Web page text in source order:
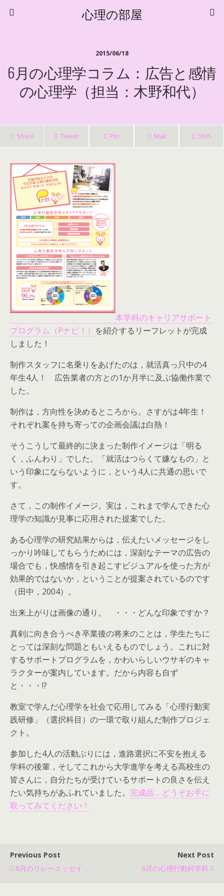
心理の部屋
2015/06/18
6月の心理学コラム：広告と感情
の心理学（担当：木野和代）
Share Tweet Pin Mail SMS
本学科のキャリアサポート
プログラム（Pナビ！） を紹介するリーフレットが完成
しました！
制作スタッフに名乗りをあげたのは，就活真っ只中の4
年生4人！ 広告業者の方との1か月半に及ぶ協働作業で
した。
制作は，方向性を決めるところから。さすがは4年生！
それぞれ案を持ち寄っての企画会議は白熱！
そうこうして最終的に決まった制作イメージは「明る
く，ふんわり」でした。「就活はつらくて嫌なもの」と
いう印象にならないように，という4人に共通の思いで
す。
さて，この制作イメージ。実は，これまで学んできた心
理学の知識が見事に応用された提案でした。
ある心理学の研究結果からは，伝えたいメッセージをし
っかり吟味してもらうためには，深刻なテーマの広告の
場合でも，快感情を引き起こすビジュアルを使った方が
効果的ではないか，ということが提案されているのです
（田中，2004）。
出来上がりは画像の通り。 ・・・どんな印象ですか？
真剣に向き合うべき卒業後の将来のことは，学生たちに
とっては深刻な問題ともいえるものでしょう。これに対
するサポートプログラムを，かわいらしいウサギのキャ
ラクターが案内しています。だから内容も自ず
と・・・!?
教室で学んだ心理学を社会で応用してみる「心理行動実
践研修」（選択科目）の一環で取り組んだ制作プロジェ
クト。
参加した4人の活動ぶりには，進路選択に不安を抱える
学科の後輩，そしてこれから大学進学を考える高校生の
皆さんに，自分たちが受けているサポートの良さを伝え
たい気持ちがあふれていました。 完成品，どうぞお手に
取ってみてください！
Previous Post
6月のリレーエッセイ
Next Post
6月の心理行動科学科